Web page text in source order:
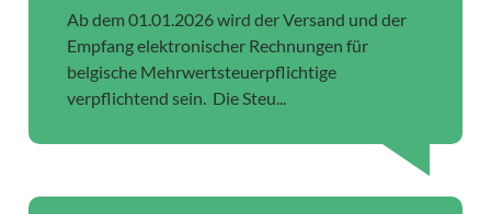
Ab dem 01.01.2026 wird der Versand und der
Empfang elektronischer Rechnungen für
belgische Mehrwertsteuerpflichtige
verpflichtend sein. Die Steu...